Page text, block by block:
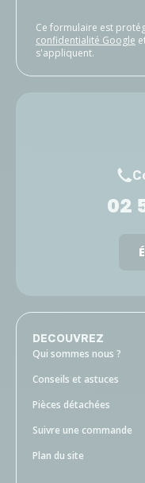
Ce formulaire est
confidentialité Google
s'appliquent.
02
DECOUVREZ
Qui sommes nous ?
Conseils et astuces
Pièces détachées
Suivre une commande
Plan du site